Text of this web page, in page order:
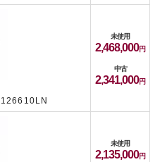
未使用
2,468,000
中古
2,341,000
未使用
2,135,000